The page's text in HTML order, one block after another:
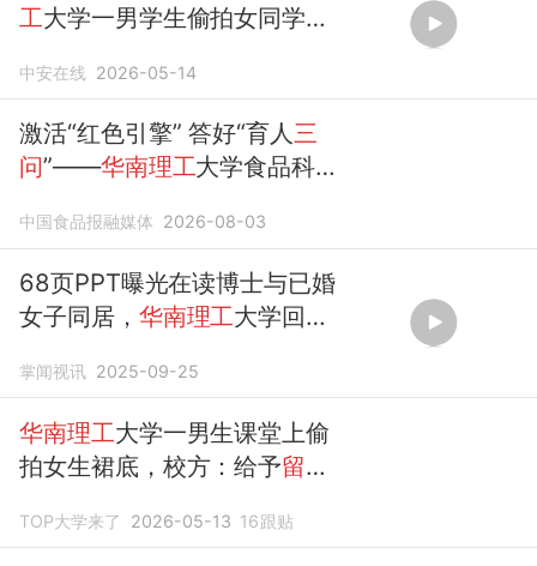
工大学一男学生偷拍女同学被
生留校察看处分
中安在线 2026-05-14
激活“红色引擎” 答好“育人三
问”——华南理工大学食品科学
“四维联动党建育人”模式的探
索与实践
中国食品报融媒体 2026-08-03
68页PPT曝光在读博士与已婚
女子同居， 华南理工大学回
掌闻视讯 2025-09-25
华南理工大学一男生课堂上偷
拍女生裙底，校方：给予留校
TOP大学来了 2026-05-13 16跟贴